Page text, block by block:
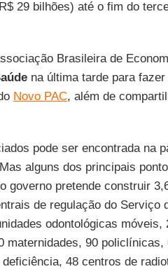
29 bilhões) até o fim do
Brasileira de
na última tarde para fazer
Novo PAC, além de
pode ser encontrada na
alguns dos principais
governo pretende construir
de regulação do Serviço
odontológicas móveis,
maternidades, 90 policlínicas,
48 centros de